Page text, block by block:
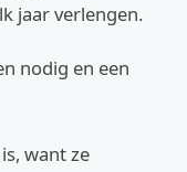
jaar verlengen.
nodig en een
want ze